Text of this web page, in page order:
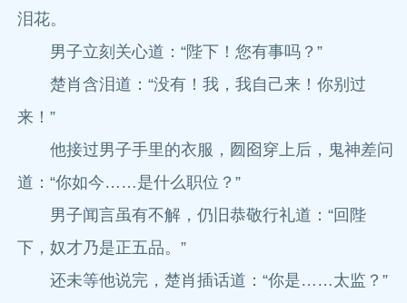
泪花。
男子立刻关心道：“陛下！您有事吗？”
楚肖含泪道：“没有！我，我自己来！你别过
来！”
他接过男子手里的衣服，囫囵穿上后，鬼神差问
道：“你如今……是什么职位？”
男子闻言虽有不解，仍旧恭敬行礼道：“回陛
下，奴才乃是正五品。”
还未等他说完，楚肖插话道：“你是……太监？”